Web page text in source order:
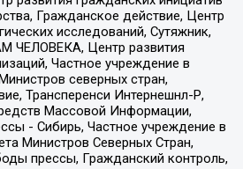
Гражданское действие, Центр
исследований, Сутяжник,
Центр развития
Частное учреждение в
северных стран,
Трансперенси Интернешнл-Р,
Массовой Информации,
- Сибирь, Частное учреждение в
Министров Северных Стран,
прессы, Гражданский контроль,